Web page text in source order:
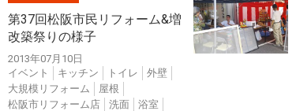
第37回松阪市民リフォーム&増
改築祭りの様子
2013年07月10日
イベント
キッチン トイレ
外壁
大規模リフォーム
屋根
松阪市リフォーム店
洗面
浴室